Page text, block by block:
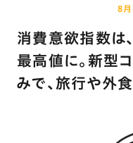
8
消費意欲指数は
最高値に。新型
みで､旅行や外